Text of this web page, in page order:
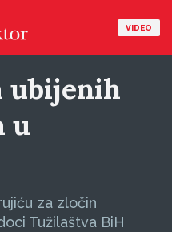
VIDEO
ubijenih
u
za zločin
Tužilaštva BiH